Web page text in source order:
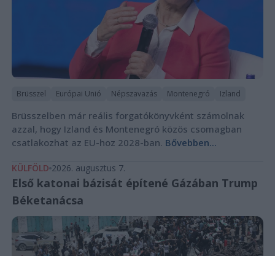
Brüsszel Európai Unió Népszavazás Montenegró Izland
Brüsszelben már reális forgatókönyvként számolnak
azzal, hogy Izland és Montenegró közös csomagban
csatlakozhat az EU-hoz 2028-ban. Bővebben...
KÜLFÖLD 2026. augusztus 7.
Első katonai bázisát építené Gázában Trump
Béketanácsa